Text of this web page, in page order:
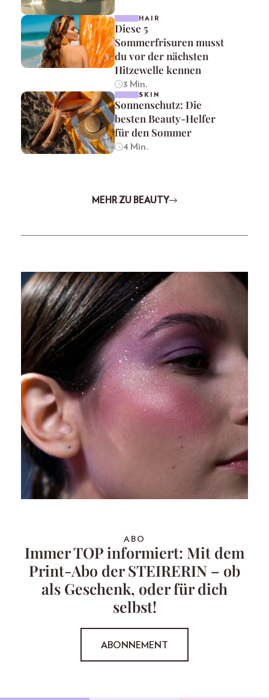
HAIR
Diese 5
Sommerfrisuren musst
du vor der nächsten
Hitzewelle kennen
3 Min.
SKIN
Sonnenschutz: Die
besten Beauty-Helfer
für den Sommer
4 Min.
MEHR ZU BEAUTY
ABO
Immer TOP informiert: Mit dem
Print-Abo der STEIRERIN – ob
als Geschenk, oder für dich
selbst!
ABONNEMENT